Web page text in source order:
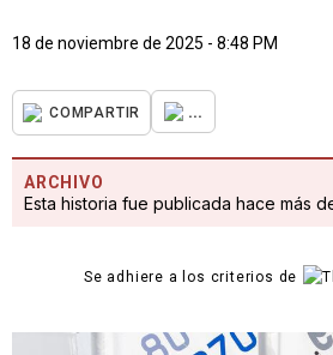
18 de noviembre de 2025 - 8:48 PM
COMPARTIR ...
ARCHIVO
Esta historia fue publicada hace más
Se adhiere a los criterios de